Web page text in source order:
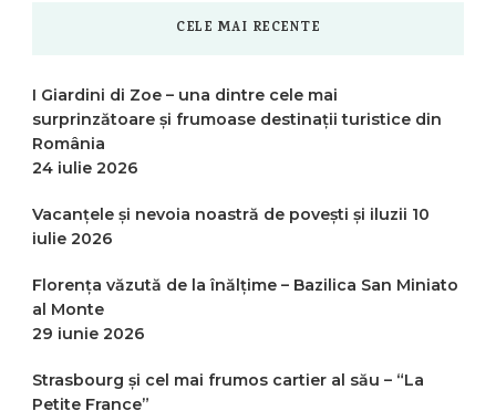
CELE MAI RECENTE
I Giardini di Zoe – una dintre cele mai
surprinzătoare și frumoase destinații turistice din
România
24 iulie 2026
Vacanțele și nevoia noastră de povești și iluzii 10
iulie 2026
Florența văzută de la înălțime – Bazilica San Miniato
al Monte
29 iunie 2026
Strasbourg și cel mai frumos cartier al său – “La
Petite France”